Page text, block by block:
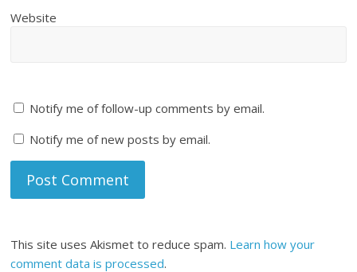
Website
Notify me of follow-up comments by email.
Notify me of new posts by email.
This site uses Akismet to reduce spam. Learn how your
comment data is processed.